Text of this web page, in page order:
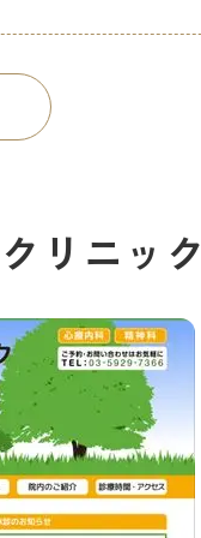
リニック